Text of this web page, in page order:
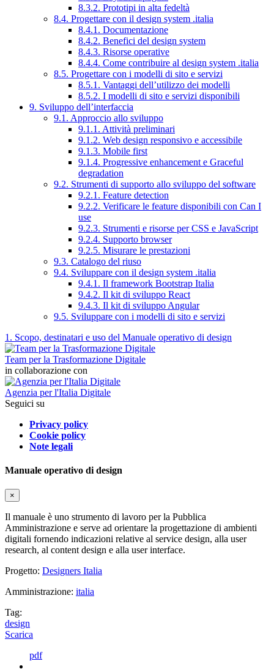
8.3.2. Prototipi in alta fedeltà
8.4. Progettare con il design system .italia
8.4.1. Documentazione
8.4.2. Benefici del design system
8.4.3. Risorse operative
8.4.4. Come contribuire al design system .italia
8.5. Progettare con i modelli di sito e servizi
8.5.1. Vantaggi dell’utilizzo dei modelli
8.5.2. I modelli di sito e servizi disponibili
9. Sviluppo dell’interfaccia
9.1. Approccio allo sviluppo
9.1.1. Attività preliminari
9.1.2. Web design responsivo e accessibile
9.1.3. Mobile first
9.1.4. Progressive enhancement e Graceful
degradation
9.2. Strumenti di supporto allo sviluppo del software
9.2.1. Feature detection
9.2.2. Verificare le feature disponibili con Can I
use
9.2.3. Strumenti e risorse per CSS e JavaScript
9.2.4. Supporto browser
9.2.5. Misurare le prestazioni
9.3. Catalogo del riuso
9.4. Sviluppare con il design system .italia
9.4.1. Il framework Bootstrap Italia
9.4.2. Il kit di sviluppo React
9.4.3. Il kit di sviluppo Angular
9.5. Sviluppare con i modelli di sito e servizi
1. Scopo, destinatari e uso del Manuale operativo di design
Team per la Trasformazione Digitale
in collaborazione con
Agenzia per l'Italia Digitale
Seguici su
Privacy policy
Cookie policy
Note legali
Manuale operativo di design
×
Il manuale è uno strumento di lavoro per la Pubblica
Amministrazione e serve ad orientare la progettazione di ambienti
digitali fornendo indicazioni relative al service design, alla user
research, al content design e alla user interface.
Progetto: Designers Italia
Amministrazione: italia
Tag:
design
Scarica
pdf